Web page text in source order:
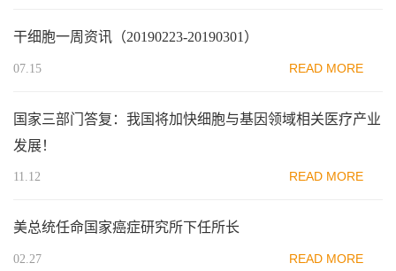
干细胞一周资讯（20190223-20190301）
07.15 READ MORE
国家三部门答复：我国将加快细胞与基因领域相关医疗产业
发展！
11.12 READ MORE
美总统任命国家癌症研究所下任所长
02.27 READ MORE